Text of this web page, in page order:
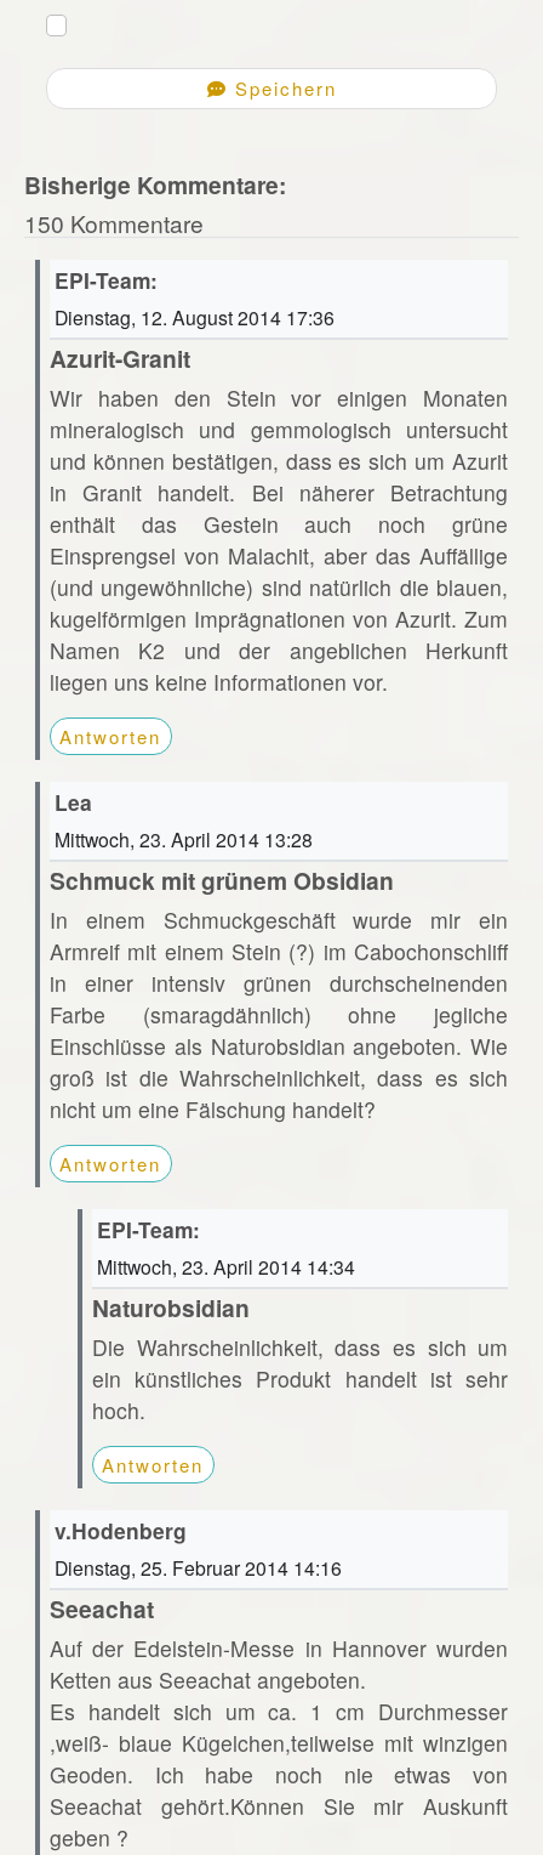
Speichern
Bisherige Kommentare:
150 Kommentare
EPI-Team:
Dienstag, 12. August 2014 17:36
Azurit-Granit
Wir haben den Stein vor einigen Monaten
mineralogisch und gemmologisch untersucht
und können bestätigen, dass es sich um Azurit
in Granit handelt. Bei näherer Betrachtung
enthält das Gestein auch noch grüne
Einsprengsel von Malachit, aber das Auffällige
(und ungewöhnliche) sind natürlich die blauen,
kugelförmigen Imprägnationen von Azurit. Zum
Namen K2 und der angeblichen Herkunft
liegen uns keine Informationen vor.
Antworten
Lea
Mittwoch, 23. April 2014 13:28
Schmuck mit grünem Obsidian
In einem Schmuckgeschäft wurde mir ein
Armreif mit einem Stein (?) im Cabochonschliff
in einer intensiv grünen durchscheinenden
Farbe (smaragdähnlich) ohne jegliche
Einschlüsse als Naturobsidian angeboten. Wie
groß ist die Wahrscheinlichkeit, dass es sich
nicht um eine Fälschung handelt?
Antworten
EPI-Team:
Mittwoch, 23. April 2014 14:34
Naturobsidian
Die Wahrscheinlichkeit, dass es sich um
ein künstliches Produkt handelt ist sehr
hoch.
Antworten
v.Hodenberg
Dienstag, 25. Februar 2014 14:16
Seeachat
Auf der Edelstein-Messe in Hannover wurden
Ketten aus Seeachat angeboten.
Es handelt sich um ca. 1 cm Durchmesser
,weiß- blaue Kügelchen,teilweise mit winzigen
Geoden. Ich habe noch nie etwas von
Seeachat gehört.Können Sie mir Auskunft
geben ?